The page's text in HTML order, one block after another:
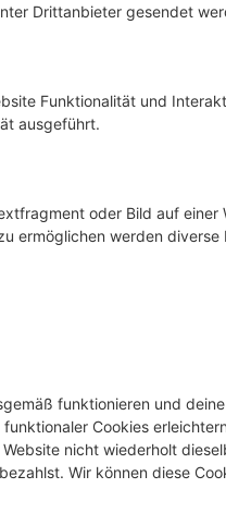
Drittanbieter gesendet
Funktionalität und
ausgeführt.
oder Bild auf einer
ermöglichen werden diverse
funktionieren und deine
Cookies
nicht wiederholt
Wir können diese